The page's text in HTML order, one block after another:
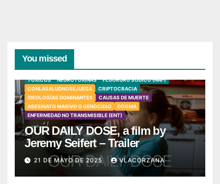
You missed
TÓXICOS NEUROTOXINAS
FLUORURO SÓDICO (NAF)
CONLASALUDNOSEJUEGA
CRIPTOCRACIA
IDEOLOGÍAS DOMINANTES
CAUSAS DE MUERTE
ASESINATO MASIVO O GENOCIDIO
DOGMA
ENFERMEDAD NO TRANSMISIBLE (ENT)
OUR DAILY DOSE, a film by
Jeremy Seifert – Trailer
21 DE MAYO DE 2025 VLACORZANA